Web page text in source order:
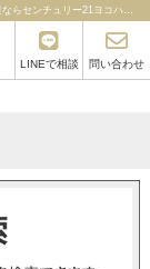
横浜市神奈川区の町名一覧｜売買物件検索｜横浜市港北区・新横浜の不動産ならセンチュリー21ヨコハマ地所
LINEで相談 問い合わせ